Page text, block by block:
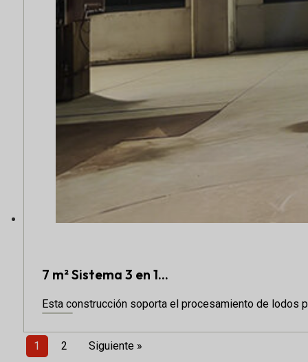
7 m² Sistema 3 en 1...
Esta construcción soporta el procesamiento de lodos
1 2 Siguiente »